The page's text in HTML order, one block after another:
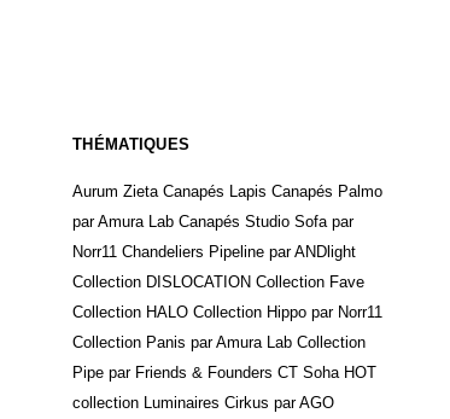
THÉMATIQUES
Aurum Zieta Canapés Lapis Canapés Palmo
par Amura Lab Canapés Studio Sofa par
Norr11 Chandeliers Pipeline par ANDlight
Collection DISLOCATION Collection Fave
Collection HALO Collection Hippo par Norr11
Collection Panis par Amura Lab Collection
Pipe par Friends & Founders CT Soha HOT
collection Luminaires Cirkus par AGO